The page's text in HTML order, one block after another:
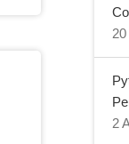
20
2